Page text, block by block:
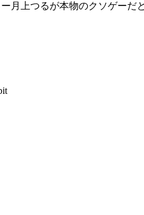
月上つるが本物のクソゲー